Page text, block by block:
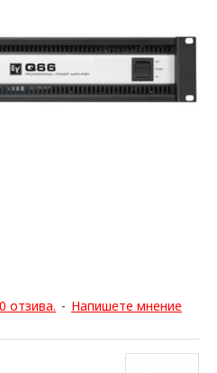
отзива. - Напишете мнение